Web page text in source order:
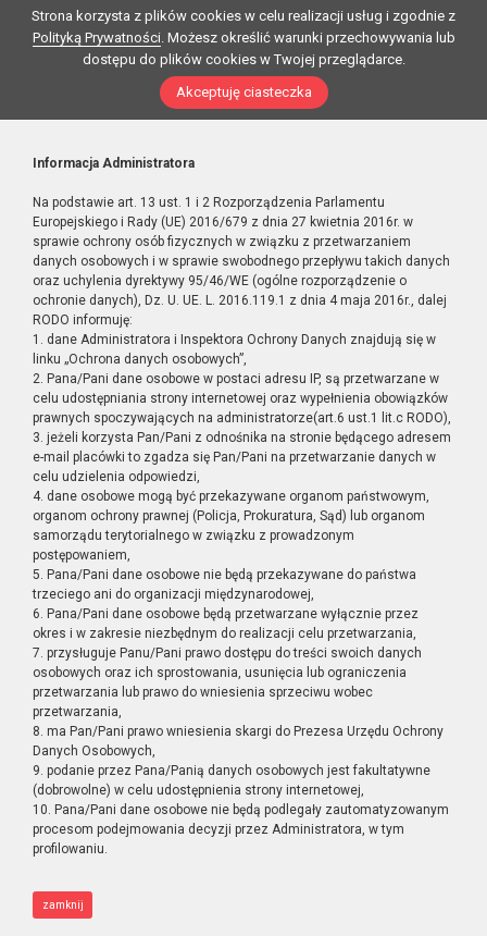
Strona korzysta z plików cookies w celu realizacji usług i zgodnie z
Polityką Prywatności. Możesz określić warunki przechowywania lub
dostępu do plików cookies w Twojej przeglądarce.
Akceptuję ciasteczka
Informacja Administratora
Na podstawie art. 13 ust. 1 i 2 Rozporządzenia Parlamentu
Europejskiego i Rady (UE) 2016/679 z dnia 27 kwietnia 2016r. w
sprawie ochrony osób fizycznych w związku z przetwarzaniem
danych osobowych i w sprawie swobodnego przepływu takich danych
oraz uchylenia dyrektywy 95/46/WE (ogólne rozporządzenie o
ochronie danych), Dz. U. UE. L. 2016.119.1 z dnia 4 maja 2016r., dalej
RODO informuję:
1. dane Administratora i Inspektora Ochrony Danych znajdują się w
linku „Ochrona danych osobowych”,
2. Pana/Pani dane osobowe w postaci adresu IP, są przetwarzane w
celu udostępniania strony internetowej oraz wypełnienia obowiązków
prawnych spoczywających na administratorze(art.6 ust.1 lit.c RODO),
3. jeżeli korzysta Pan/Pani z odnośnika na stronie będącego adresem
e-mail placówki to zgadza się Pan/Pani na przetwarzanie danych w
celu udzielenia odpowiedzi,
4. dane osobowe mogą być przekazywane organom państwowym,
organom ochrony prawnej (Policja, Prokuratura, Sąd) lub organom
samorządu terytorialnego w związku z prowadzonym
postępowaniem,
5. Pana/Pani dane osobowe nie będą przekazywane do państwa
trzeciego ani do organizacji międzynarodowej,
6. Pana/Pani dane osobowe będą przetwarzane wyłącznie przez
okres i w zakresie niezbędnym do realizacji celu przetwarzania,
7. przysługuje Panu/Pani prawo dostępu do treści swoich danych
osobowych oraz ich sprostowania, usunięcia lub ograniczenia
przetwarzania lub prawo do wniesienia sprzeciwu wobec
przetwarzania,
8. ma Pan/Pani prawo wniesienia skargi do Prezesa Urzędu Ochrony
Danych Osobowych,
9. podanie przez Pana/Panią danych osobowych jest fakultatywne
(dobrowolne) w celu udostępnienia strony internetowej,
10. Pana/Pani dane osobowe nie będą podlegały zautomatyzowanym
procesom podejmowania decyzji przez Administratora, w tym
profilowaniu.
zamknij